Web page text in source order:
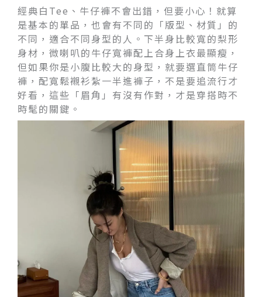
經典白Tee、牛仔褲不會出錯，但要小心！就算
是基本的單品，也會有不同的「版型、材質」的
不同，適合不同身型的人。下半身比較寬的梨形
身材，微喇叭的牛仔寬褲配上合身上衣最顯瘦，
但如果你是小腹比較大的身型，就要選直筒牛仔
褲，配寬鬆襯衫紮一半進褲子，不是要追流行才
好看，這些「眉角」有沒有作對，才是穿搭時不
時髦的關鍵。